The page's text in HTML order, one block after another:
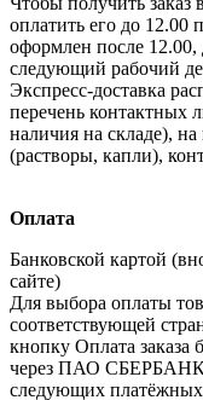
оплатить его до 12.00
оформлен после 12.00,
следующий рабочий
Экспресс-доставка
перечень контактных
наличия на складе), на
(растворы, капли),
Оплата
Банковской картой
сайте)
Для выбора оплаты
соответствующей
кнопку Оплата заказа
через ПАО СБЕРБАНК
следующих платёжных